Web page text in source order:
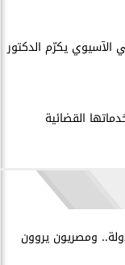
الآسيوي يكرّم الدكتور
القضائية
تجمع شباب 14 دولة.. ومصريون يروون